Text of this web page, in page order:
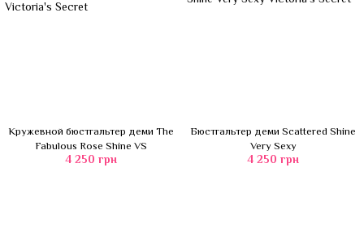
Кружевной бюстгальтер деми The
Fabulous Rose Shine VS
4 250 грн
Бюстгальтер деми Scattered Shine
Very Sexy
4 250 грн